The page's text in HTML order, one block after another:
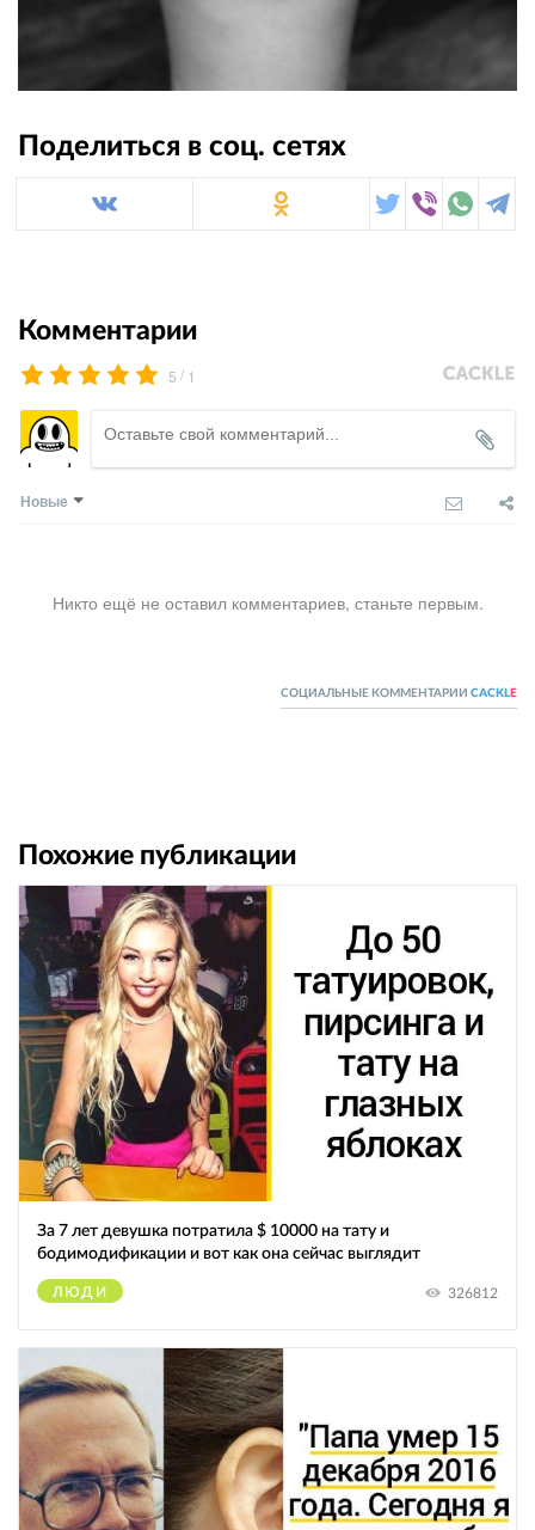
Поделиться в соц. сетях
Комментарии
5 / 1
Новые
Никто ещё не оставил комментариев, станьте первым.
СОЦИАЛЬНЫЕ КОММЕНТАРИИ CACKL E
Похожие публикации
За 7 лет девушка потратила $ 10000 на тату и
бодимодификации и вот как она сейчас выглядит
ЛЮДИ 326812